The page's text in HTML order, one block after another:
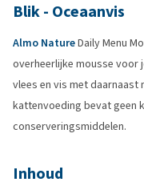
Blik - Oceaanvis
Almo NatureDaily Menu
overheerlijke mousse voor
vlees en vis met daarnaast
kattenvoeding bevat geen
conserveringsmiddelen.
Inhoud